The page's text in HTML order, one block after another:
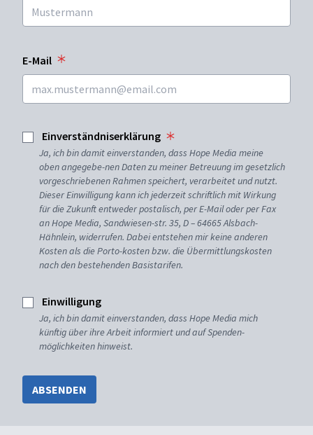
E-Mail
Einverständniserklärung
Ja, ich bin damit einverstanden, dass Hope Media meine
oben angegebe-nen Daten zu meiner Betreuung im gesetzlich
vorgeschriebenen Rahmen speichert, verarbeitet und nutzt.
Dieser Einwilligung kann ich jederzeit schriftlich mit Wirkung
für die Zukunft entweder postalisch, per E-Mail oder per Fax
an Hope Media, Sandwiesen-str. 35, D – 64665 Alsbach-
Hähnlein, widerrufen. Dabei entstehen mir keine anderen
Kosten als die Porto-kosten bzw. die Übermittlungskosten
nach den bestehenden Basistarifen.
Einwilligung
Ja, ich bin damit einverstanden, dass Hope Media mich
künftig über ihre Arbeit informiert und auf Spenden-
möglichkeiten hinweist.
ABSENDEN